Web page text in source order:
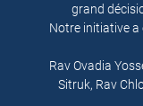
grand
Notre initiative a
Rav Ovadia
Sitruk, Rav